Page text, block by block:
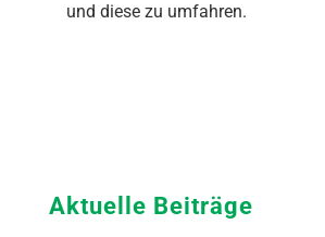
und diese zu umfahren.
Aktuelle Beiträge